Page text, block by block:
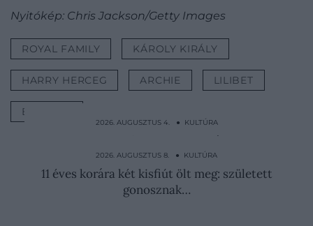
Nyitókép: Chris Jackson/Getty Images
ROYAL FAMILY KÁROLY KIRÁLY
HARRY HERCEG ARCHIE LILIBET
BÉKÜLÉS
2026. AUGUSZTUS 4. ● KULTÚRA
Forró olajban főzték meg a japán Robin
Hoodot
2026. AUGUSZTUS 8. ● KULTÚRA
11 éves korára két kisfiút ölt meg: született
gonosznak…